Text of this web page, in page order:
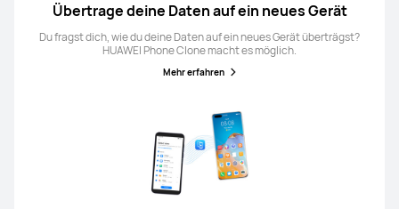
Übertrage deine Daten auf ein neues Gerät
Du fragst dich, wie du deine Daten auf ein neues Gerät überträgst?
HUAWEI Phone Clone macht es möglich.
Mehr erfahren